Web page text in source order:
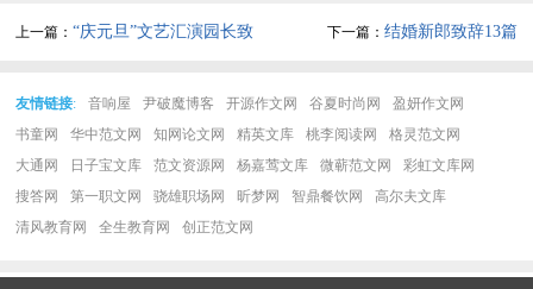
上一篇：“庆元旦”文艺汇演园长致
下一篇： 结婚新郎致辞13篇
友情链接: 音响屋 尹破魔博客 开源作文网 谷夏时尚网
盈妍作文网
书童网
华中范文网 知网论文网 精英文库 桃李阅读网
格灵范文网
大通网
日子宝文库 范文资源网 杨嘉莺文库 微蕲范文网
彩虹文库网
搜答网
第一职文网 骁雄职场网 昕梦网 智鼎餐饮网
高尔夫文库
清风教育网
全生教育网 创正范文网